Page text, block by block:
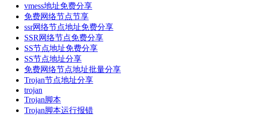
vmess地址免费分享
免费网络节点节享
ssr网络节点地址免费分享
SSR网络节点免费分享
SS节点地址免费分享
SS节点地址分享
免费网络节点地址批量分享
Trojan节点地址分享
trojan
Trojan脚本
Trojan脚本运行报错